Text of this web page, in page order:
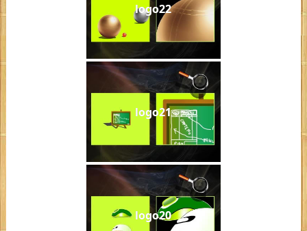
logo22
logo21
logo20